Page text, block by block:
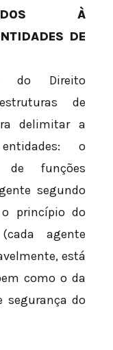
À
DE
do Direito
de
delimitar a
o
de funções
segundo
princípio do
agente
está
como o da
segurança do